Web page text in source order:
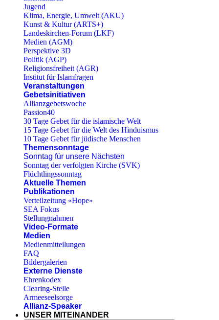
Jugend
Klima, Energie, Umwelt (AKU)
Kunst & Kultur (ARTS+)
Landeskirchen-Forum (LKF)
Medien (AGM)
Perspektive 3D
Politik (AGP)
Religionsfreiheit (AGR)
Institut für Islamfragen
Veranstaltungen
Gebetsinitiativen
Allianzgebetswoche
Passion40
30 Tage Gebet für die islamische Welt
15 Tage Gebet für die Welt des Hinduismus
10 Tage Gebet für jüdische Menschen
Themensonntage
Sonntag für unsere Nächsten
Sonntag der verfolgten Kirche (SVK)
Flüchtlingssonntag
Aktuelle Themen
Publikationen
Verteilzeitung «Hope»
SEA Fokus
Stellungnahmen
Video-Formate
Medien
Medienmitteilungen
FAQ
Bildergalerien
Externe Dienste
Ehrenkodex
Clearing-Stelle
Armeeseelsorge
Allianz-Speaker
UNSER MITEINANDER